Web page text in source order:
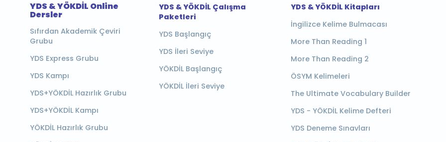
YDS & YÖKDİL Online
Dersler
Sıfırdan Akademik Çeviri
Grubu
YDS Express Grubu
YDS Kampı
YDS+YÖKDİL Hazırlık Grubu
YDS+YÖKDİL Kampı
YÖKDİL Hazırlık Grubu
YDS & YÖKDİL Çalışma
Paketleri
YDS Başlangıç
YDS İleri Seviye
YÖKDİL Başlangıç
YÖKDİL İleri Seviye
YDS & YÖKDİL Kitapları
İngilizce Kelime Bulmacası
More Than Reading 1
More Than Reading 2
ÖSYM Kelimeleri
The Ultimate Vocabulary Builder
YDS - YÖKDİL Kelime Defteri
YDS Deneme Sınavları